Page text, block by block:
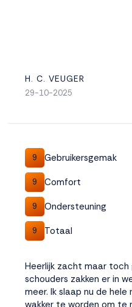
H. C. VEUGER
29-10-2025
9 Gebruikersgemak
9 Comfort
9 Ondersteuning
9 Totaal
Heerlijk zacht maar toch
schouders zakken er in
meer. Ik slaap nu de
wakker te worden om te